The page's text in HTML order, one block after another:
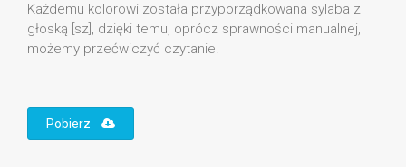
Każdemu kolorowi została przyporządkowana sylaba z
głoską [sz], dzięki temu, oprócz sprawności manualnej,
możemy przećwiczyć czytanie.
Pobierz